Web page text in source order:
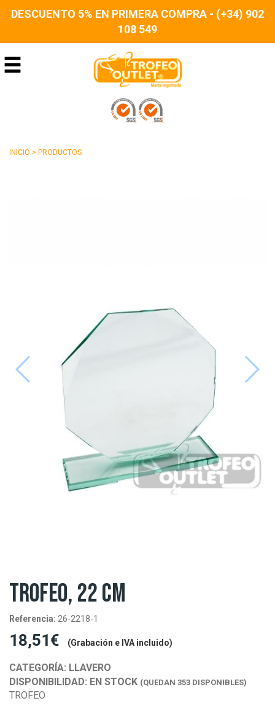
DESCUENTO 5% EN PRIMERA COMPRA - (+34) 902
108 549
INICIO > PRODUCTOS
TROFEO, 22 CM
Referencia: 26-2218-1
18,51€ (Grabación e IVA incluido)
CATEGORÍA: LLAVERO
DISPONIBILIDAD: EN STOCK (QUEDAN 353 DISPONIBLES)
TROFEO